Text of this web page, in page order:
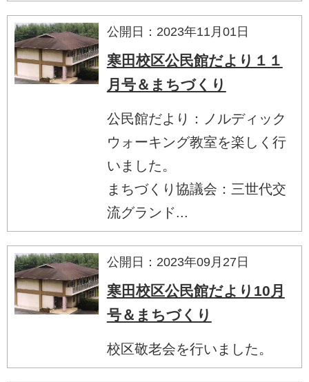
公開日：2023年11月01日
寒田校区公民館だより１１
月号＆まちづくり
公民館だより：ノルディック
ウォーキング教室を楽しく行
いました。
まちづくり協議会：三世代交
流グランド...
公開日：2023年09月27日
寒田校区公民館だより10月
号＆まちづくり
校区敬老会を行いました。